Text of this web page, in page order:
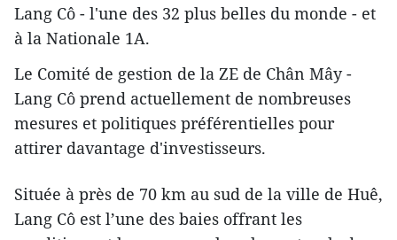
Lang Cô - l'une des 32 plus belles du monde - et
à la Nationale 1A.
Le Comité de gestion de la ZE de Chân Mây -
Lang Cô prend actuellement de nombreuses
mesures et politiques préférentielles pour
attirer davantage d'investisseurs.
Située à près de 70 km au sud de la ville de Huê,
Lang Cô est l’une des baies offrant les